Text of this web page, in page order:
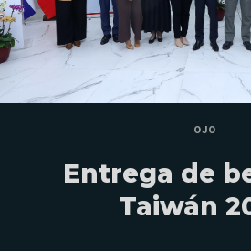
OJO
Entrega de
Taiwán